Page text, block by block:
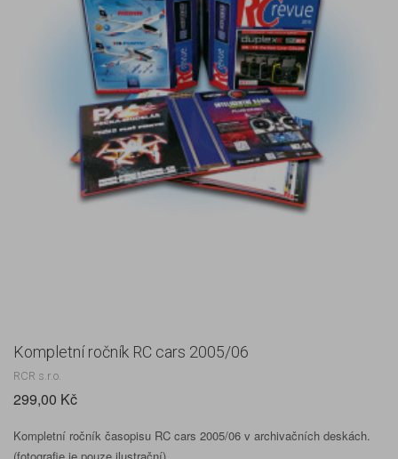
Kompletní ročník RC cars 2005/06
RCR s.r.o.
299,00 Kč
Kompletní ročník časopisu RC cars 2005/06 v archivačních deskách.